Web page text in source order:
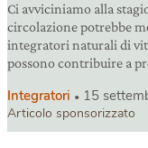
Ci avviciniamo alla
circolazione potrebbe
integratori naturali di
possono contribuire a
Integratori 15
Articolo sponsorizzato